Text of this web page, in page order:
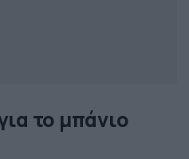
το μπάνιο